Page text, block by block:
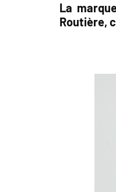
La
Routière,